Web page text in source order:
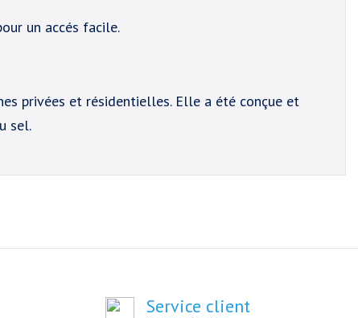
un accés facile.
privées et résidentielles. Elle a été conçue et
sel.
Service client